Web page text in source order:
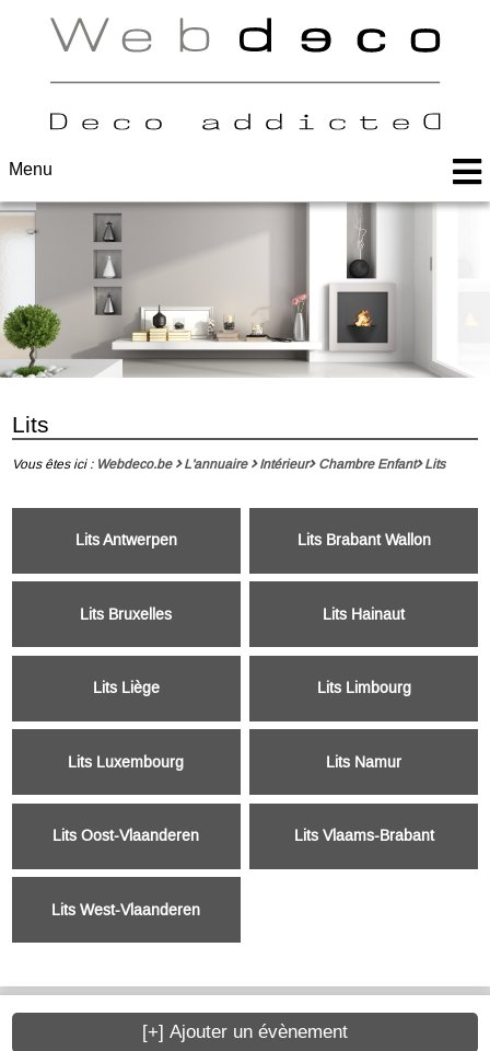
Menu
Lits
Vous êtes ici : Webdeco.be L'annuaire Intérieur Chambre Enfant Lits
Lits Antwerpen Lits Brabant Wallon
Lits Bruxelles Lits Hainaut
Lits Liège Lits Limbourg
Lits Luxembourg Lits Namur
Lits Oost-Vlaanderen Lits Vlaams-Brabant
Lits West-Vlaanderen
[+] Ajouter un évènement